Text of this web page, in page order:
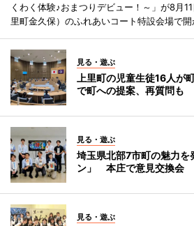
くわく体験♪おまつりデビュー！～」が8月
里町金久保）のふれあいコート特設会場で開
見る・遊ぶ
上里町の児童生徒16人
で町への提案、再質問も
見る・遊ぶ
埼玉県北部7市町の魅力
ン」 本庄で意見交換会
見る・遊ぶ